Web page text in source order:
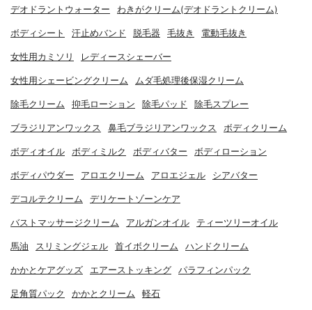
デオドラントウォーター わきがクリーム(デオドラントクリーム)
ボディシート 汗止めバンド 脱毛器 毛抜き 電動毛抜き
女性用カミソリ レディースシェーバー
女性用シェービングクリーム ムダ毛処理後保湿クリーム
除毛クリーム 抑毛ローション 除毛パッド 除毛スプレー
ブラジリアンワックス 鼻毛ブラジリアンワックス ボディクリーム
ボディオイル ボディミルク ボディバター ボディローション
ボディパウダー アロエクリーム アロエジェル シアバター
デコルテクリーム デリケートゾーンケア
バストマッサージクリーム アルガンオイル ティーツリーオイル
馬油 スリミングジェル 首イボクリーム ハンドクリーム
かかとケアグッズ エアーストッキング パラフィンパック
足角質パック かかとクリーム 軽石